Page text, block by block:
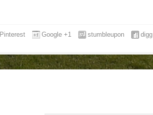
digg
stumbleupon
Google +1
Pinterest